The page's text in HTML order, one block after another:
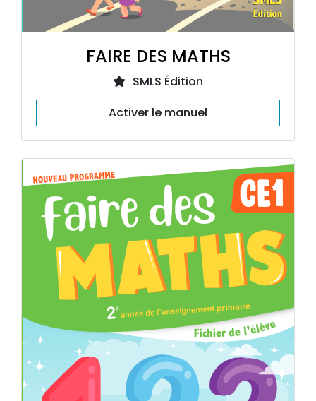
FAIRE DES MATHS
SMLS Édition
Activer le manuel